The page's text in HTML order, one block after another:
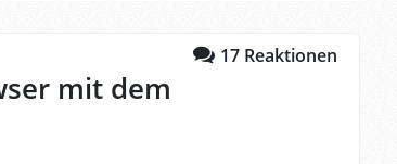
17 Reaktionen
mit dem